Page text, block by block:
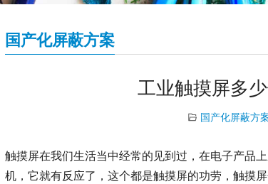
国产化屏蔽方案
工业触摸屏多
国产化屏蔽方
触摸屏在我们生活当中经常的见到过，在电子产品
机，它就有反应了，这个都是触摸屏的功劳，触摸